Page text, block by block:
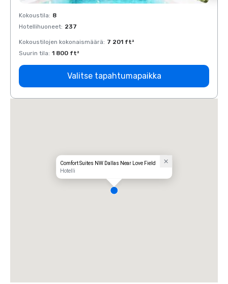
Kokoustila: 8
Hotellihuoneet: 237
Kokoustilojen kokonaismäärä: 7 201 ft²
Suurin tila: 1 800 ft²
Valitse tapahtumapaikka
Comfort Suites NW Dallas Near Love Field
Hotelli